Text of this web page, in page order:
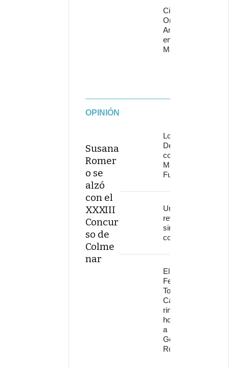
Cita con
Omega 30
Aniversario
en Starlite
Marbella
OPINIÓN
Susana
Romer
o se
alzó
con el
XXXIII
Concur
so de
Colme
nar
Los
Delinqüentes
conquistan
Marenostrum
Fuengirola
Una
revolución
sin
continuidad
El
Festival
Torre del
Cante
rinde
homenaje
a
Gonzalo
Rojo